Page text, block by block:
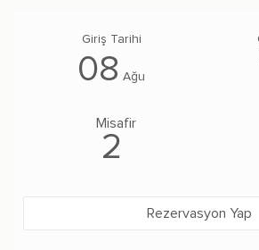
08 Ağu
Misafir
2
Rezervasyon Yap